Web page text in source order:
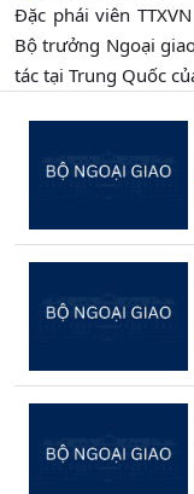
Đặc phái viên
Bộ trưởng Ngoại
tác tại Trung Quốc